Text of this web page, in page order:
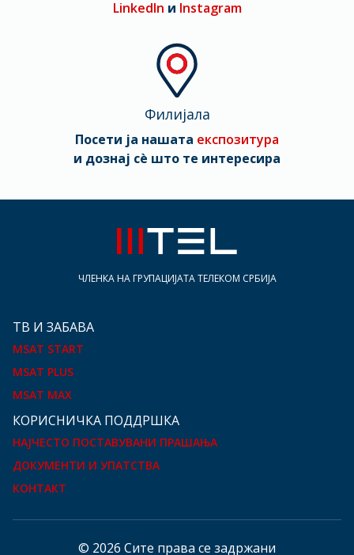
LinkedIn и Instagram
Филијала
Посети ја нашата експозитура
и дознај сè што те интересира
ЧЛЕНКА НА ГРУПАЦИЈАТА ТЕЛЕКОМ СРБИЈА
ТВ И ЗАБАВА
MSAT START
MSAT PLUS
MSAT MAX
КOРИСНИЧКА ПОДДРШКА
НАЈЧЕСТО ПОСТАВУВАНИ ПРАШАЊА
ДОКУМЕНТИ И УПАТСТВА
КОНТАКТ
© 2026 Сите права се задржани